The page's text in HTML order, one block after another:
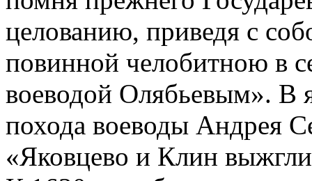
целованию, приведя с
повинной челобитною в
воеводой Олябьевым». В
похода воеводы Андрея
«Яковцево и Клин